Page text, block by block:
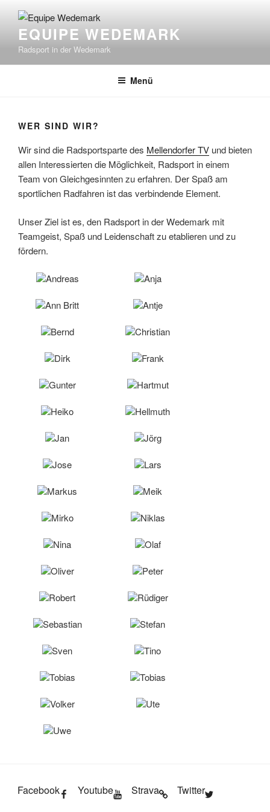
Inhalt
springenEQUIPE WEDEMARK
Radsport in der Wedemark
Menü
WER SIND WIR?
Wir sind die Radsportsparte des Mellendorfer TV und bieten
allen Interessierten die Möglichkeit, Radsport in einem
Team von Gleichgesinnten zu erfahren. Der Spaß am
sportlichen Radfahren ist das verbindende Element.
Unser Ziel ist es, den Radsport in der Wedemark mit
Teamgeist, Spaß und Leidenschaft zu etablieren und zu
fördern.
Andreas Anja
Ann Britt Antje
Bernd Christian
Dirk Frank
Gunter Hartmut
Heiko Hellmuth
Jan Jörg
Jose Lars
Markus Meik
Mirko Niklas
Nina Olaf
Oliver Peter
Robert Rüdiger
Sebastian Stefan
Sven Tino
Tobias Tobias
Volker Ute
Uwe
Facebook Youtube Strava Twitter